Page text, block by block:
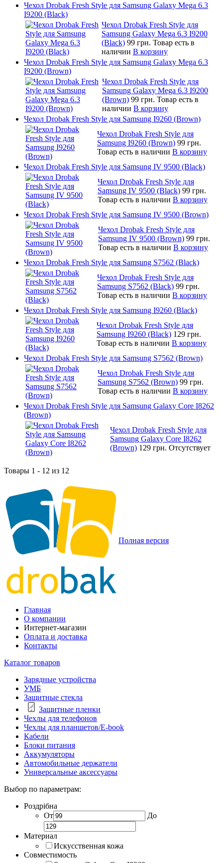
Чехол Drobak Fresh Style для Samsung Galaxy Mega 6.3
I9200 (Black)
Чехол Drobak Fresh Style для
Samsung Galaxy Mega 6.3 I9200
(Black) 99 грн. Товар есть в
наличии В корзину
Чехол Drobak Fresh Style для Samsung Galaxy Mega 6.3
I9200 (Brown)
Чехол Drobak Fresh Style для
Samsung Galaxy Mega 6.3 I9200
(Brown) 99 грн. Товар есть в
наличии В корзину
Чехол Drobak Fresh Style для Samsung I9260 (Brown)
Чехол Drobak Fresh Style для
Samsung I9260 (Brown) 99 грн.
Товар есть в наличии В корзину
Чехол Drobak Fresh Style для Samsung IV 9500 (Black)
Чехол Drobak Fresh Style для
Samsung IV 9500 (Black) 99 грн.
Товар есть в наличии В корзину
Чехол Drobak Fresh Style для Samsung IV 9500 (Brown)
Чехол Drobak Fresh Style для
Samsung IV 9500 (Brown) 99 грн.
Товар есть в наличии В корзину
Чехол Drobak Fresh Style для Samsung S7562 (Black)
Чехол Drobak Fresh Style для
Samsung S7562 (Black) 99 грн.
Товар есть в наличии В корзину
Чехол Drobak Fresh Style для Samsung I9260 (Black)
Чехол Drobak Fresh Style для
Samsung I9260 (Black) 129 грн.
Товар есть в наличии В корзину
Чехол Drobak Fresh Style для Samsung S7562 (Brown)
Чехол Drobak Fresh Style для
Samsung S7562 (Brown) 99 грн.
Товар есть в наличии В корзину
Чехол Drobak Fresh Style для Samsung Galaxy Core I8262
(Brown)
Чехол Drobak Fresh Style для
Samsung Galaxy Core I8262
(Brown) 129 грн. Отсутствует
Товары 1 - 12 из 12
Полная версия
Главная
О компании
Интернет-магазин
Оплата и доставка
Контакты
Каталог товаров
Зарядные устройства
УМБ
Защитные стекла
Защитные пленки
Чехлы для телефонов
Чехлы для планшетов/E-book
Кабели
Блоки питания
Аккумуляторы
Автомобильные держатели
Универсальные аксессуары
Выбор по параметрам:
Роздрібна
От
До
Материал
Искусственная кожа
Совместимость